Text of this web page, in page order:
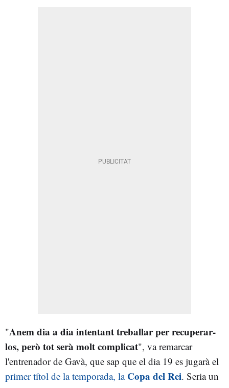
"Anem dia a dia intentant treballar per recuperar-
los, però tot serà molt complicat", va remarcar
l'entrenador de Gavà, que sap que el dia 19 es jugarà el
primer títol de la temporada, la Copa del Rei. Seria un